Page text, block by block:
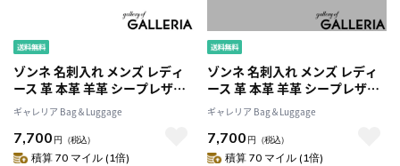
ゾンネ 名刺入れ メンズ レディ
ース 革 本革 羊革 シープレザー
ブランド SONNE おしゃれ 薄型
スリム ビジネス 二つ折り かぶ
せ シンプル SCHAF カードケー
ス SOS004A
ギャレリア Bag＆Luggage
7,700 円 （税込）
積算 70 マイル (1倍)
ゾンネ 名刺入れ メンズ レディ
ース 革 本革 羊革 シープレザー
ブランド SONNE おしゃれ 薄型
スリム ビジネス 二つ折り かぶ
せ シンプル SCHAF カードケー
ス SOS004A
ギャレリア Bag＆Luggage
7,700 円 （税込）
積算 70 マイル (1倍)